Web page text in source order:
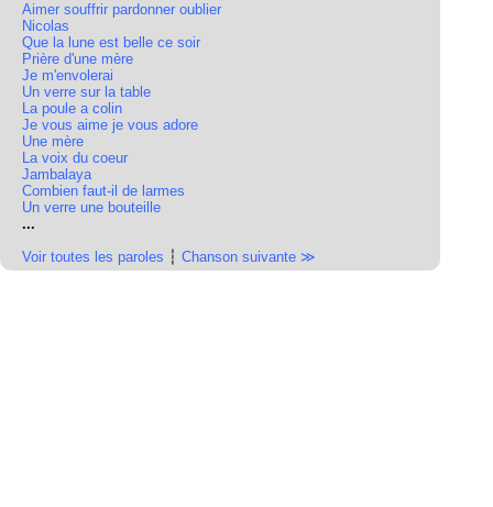
Aimer souffrir pardonner oublier
Nicolas
Que la lune est belle ce soir
Prière d'une mère
Je m'envolerai
Un verre sur la table
La poule a colin
Je vous aime je vous adore
Une mère
La voix du coeur
Jambalaya
Combien faut-il de larmes
Un verre une bouteille
...
Voir toutes les paroles ┆ Chanson suivante ≫